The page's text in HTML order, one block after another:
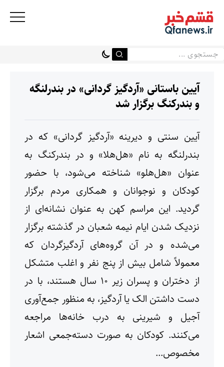
آیین باستانی «آردگیز گردانی» در بندرلنگه
و بندرکنگ برگزار شد
آیین سنتی و دیرینه «آردگیز گردانی» که در
بندرلنگه به نام «هل‌هلا» و در بندرکنگ به
عنوان «هل‌هلو» شناخته می‌شود، با حضور
کودکان و نوجوانان و همکاری مردم برگزار
گردید. این مراسم کهن به عنوان نشانه‌ای از
نزدیک شدن ایام نیمه شعبان در گذشته برگزار
می‌شده و در آن گروه‌های آردگیزگردان که
معمولاً شامل بیش از پنج نفر و اغلب متشکل
از دختران و پسران زیر ۱۰ سال هستند، با در
دست داشتن الک یا آردگیز، به منظور جمع‌آوری
آجیل و شیرینی به درب خانه‌ها مراجعه
می‌کنند. کودکان به صورت دسته‌جمعی اشعار
مخصوص...